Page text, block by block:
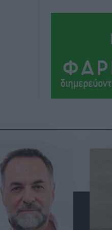
πριν
Ευρωπαϊκό
αγωνίζονται
Σπανουδάκη
καλύτερη
Διαγόρας:
πριν